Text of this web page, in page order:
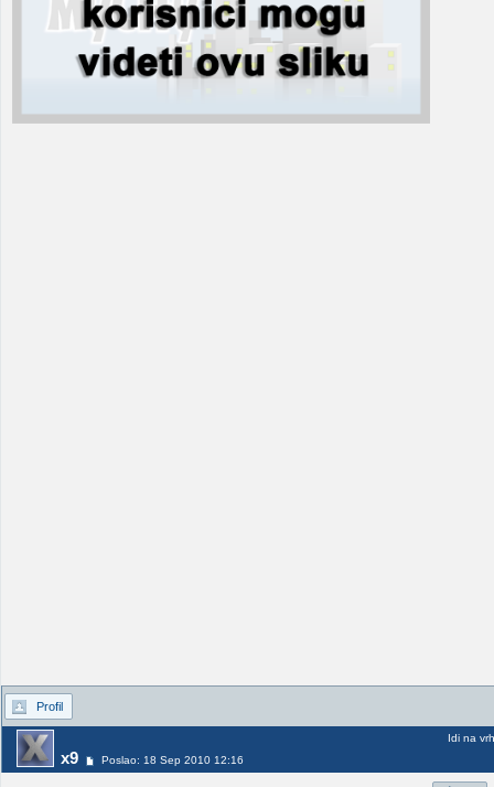
Profil
x9 Poslao: 18 Sep 2010 12:16
Idi na vrh